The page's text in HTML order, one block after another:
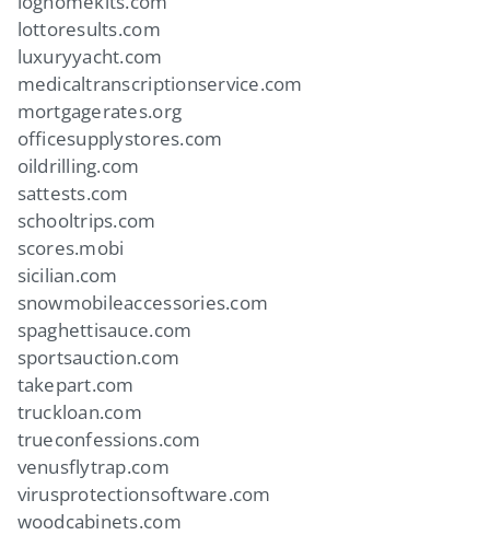
lottoresults.com
luxuryyacht.com
medicaltranscriptionservice.com
mortgagerates.org
officesupplystores.com
oildrilling.com
sattests.com
schooltrips.com
scores.mobi
sicilian.com
snowmobileaccessories.com
spaghettisauce.com
sportsauction.com
takepart.com
truckloan.com
trueconfessions.com
venusflytrap.com
virusprotectionsoftware.com
woodcabinets.com